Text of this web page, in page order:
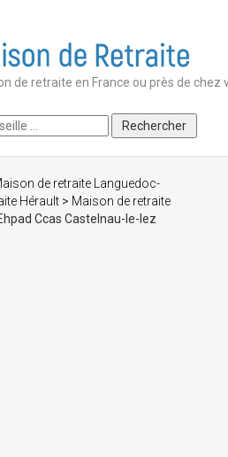
de retraite en France ou près de chez
de retraite Languedoc-
Hérault > Maison de retraite
Ccas Castelnau-le-lez